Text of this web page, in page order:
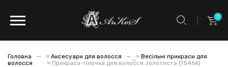
0
Головна » Аксесуари для волосся » Весільні прикраси для
волосся
» Прикраса-гілочка для волосся золотиста (15466)